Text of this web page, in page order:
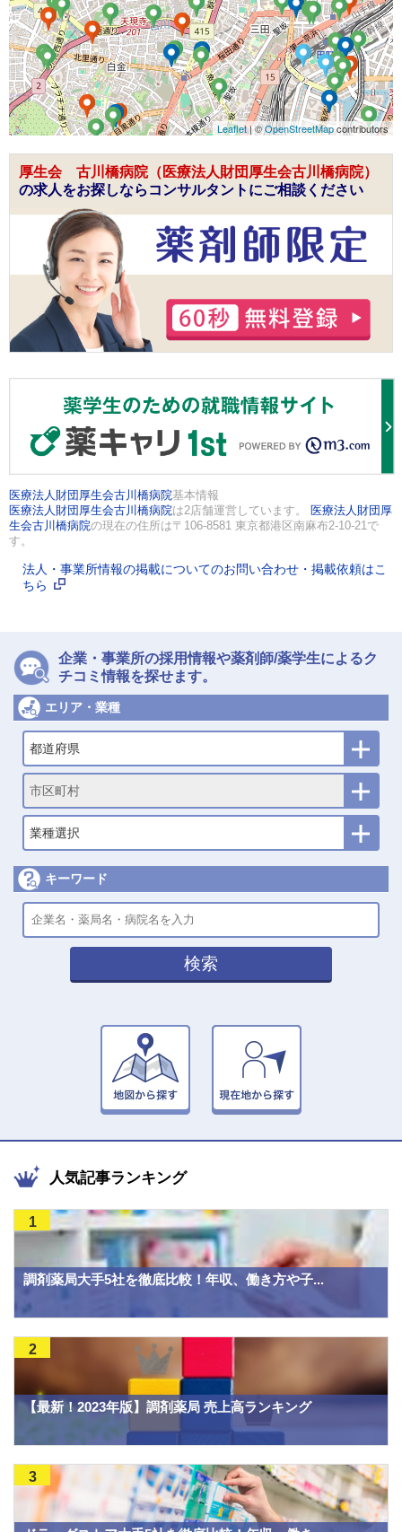
Leaflet| ©OpenStreetMapcontributors
厚生会 古川橋病院（医療法人財団厚生会古川橋病院）
の求人をお探しならコンサルタントにご相談ください
医療法人財団厚生会古川橋病院基本情報
医療法人財団厚生会古川橋病院は2店舗運営しています。 医療法人財団厚
生会古川橋病院の現在の住所は〒106-8581 東京都港区南麻布2-10-21で
す。
法人・事業所情報の掲載についてのお問い合わせ・掲載依頼はこ
ちら
企業・事業所の採用情報や薬剤師/薬学生によるク
チコミ情報を探せます。
エリア・業種
都道府県
市区町村
業種選択
キーワード
検索
人気記事ランキング
調剤薬局大手5社を徹底比較！年収、働き方や子...
1
【最新！2023年版】調剤薬局 売上高ランキング
2
3